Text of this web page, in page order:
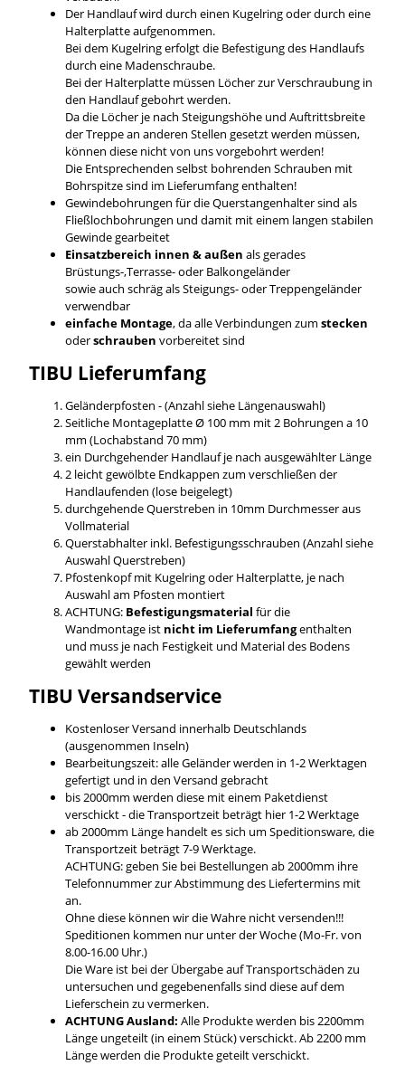
Der Handlauf wird durch einen Kugelring oder durch eine
Halterplatte aufgenommen.
Bei dem Kugelring erfolgt die Befestigung des Handlaufs
durch eine Madenschraube.
Bei der Halterplatte müssen Löcher zur Verschraubung in
den Handlauf gebohrt werden.
Da die Löcher je nach Steigungshöhe und Auftrittsbreite
der Treppe an anderen Stellen gesetzt werden müssen,
können diese nicht von uns vorgebohrt werden!
Die Entsprechenden selbst bohrenden Schrauben mit
Bohrspitze sind im Lieferumfang enthalten!
Gewindebohrungen für die Querstangenhalter sind als
Fließlochbohrungen und damit mit einem langen stabilen
Gewinde gearbeitet
Einsatzbereich innen & außen als gerades
Brüstungs-,Terrasse- oder Balkongeländer
sowie auch schräg als Steigungs- oder Treppengeländer
verwendbar
einfache Montage, da alle Verbindungen zum stecken
oderschrauben vorbereitet sind
TIBU Lieferumfang
Geländerpfosten - (Anzahl siehe Längenauswahl)
Seitliche Montageplatte Ø 100 mm mit 2 Bohrungen a 10
mm (Lochabstand 70 mm)
ein Durchgehender Handlauf je nach ausgewählter Länge
2 leicht gewölbte Endkappen zum verschließen der
Handlaufenden (lose beigelegt)
durchgehende Querstreben in 10mm Durchmesser aus
Vollmaterial
Querstabhalter inkl. Befestigungsschrauben (Anzahl siehe
Auswahl Querstreben)
Pfostenkopf mit Kugelring oder Halterplatte, je nach
Auswahl am Pfosten montiert
ACHTUNG:Befestigungsmaterial für die
Wandmontage ist nicht im Lieferumfangenthalten
und muss je nach Festigkeit und Material des Bodens
gewählt werden
TIBU Versandservice
Kostenloser Versand innerhalb Deutschlands
(ausgenommen Inseln)
Bearbeitungszeit: alle Geländer werden in 1-2 Werktagen
gefertigt und in den Versand gebracht
bis 2000mm werden diese mit einem Paketdienst
verschickt - die Transportzeit beträgt hier 1-2 Werktage
ab 2000mm Länge handelt es sich um Speditionsware, die
Transportzeit beträgt 7-9 Werktage.
ACHTUNG: geben Sie bei Bestellungen ab 2000mm ihre
Telefonnummer zur Abstimmung des Liefertermins mit
an.
Ohne diese können wir die Wahre nicht versenden!!!
Speditionen kommen nur unter der Woche (Mo-Fr. von
8.00-16.00 Uhr.)
Die Ware ist bei der Übergabe auf Transportschäden zu
untersuchen und gegebenenfalls sind diese auf dem
Lieferschein zu vermerken.
ACHTUNG Ausland: Alle Produkte werden bis 2200mm
Länge ungeteilt (in einem Stück) verschickt. Ab 2200 mm
Länge werden die Produkte geteilt verschickt.